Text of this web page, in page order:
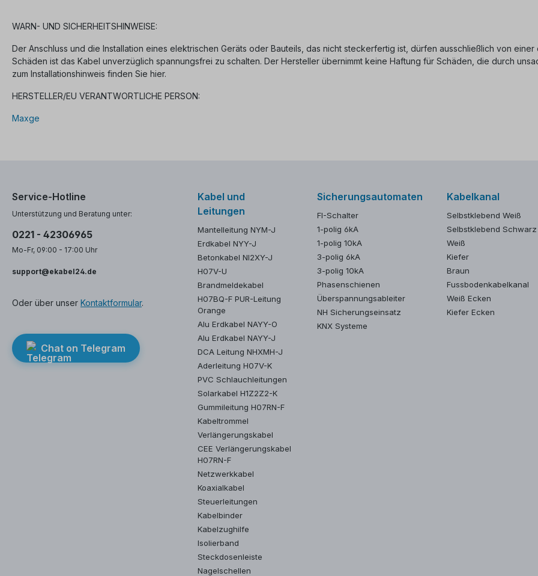
WARN- UND SICHERHEITSHINWEISE:
Der Anschluss und die Installation eines elektrischen Geräts oder Bauteils, das nicht steckerfertig ist, dürfen ausschließlich von
Schäden ist das Kabel unverzüglich spannungsfrei zu schalten. Der Hersteller übernimmt keine Haftung für Schäden, die durch
zum Installationshinweis finden Sie hier.
HERSTELLER/EU VERANTWORTLICHE PERSON:
Maxge
Service-Hotline
Unterstützung und Beratung unter:
0221 - 42306965
Mo-Fr, 09:00 - 17:00 Uhr
support@ekabel24.de
Oder über unser Kontaktformular.
Chat on Telegram
Kabel und
Leitungen
Mantelleitung NYM-J
Erdkabel NYY-J
Betonkabel NI2XY-J
H07V-U
Brandmeldekabel
H07BQ-F PUR-Leitung
Orange
Alu Erdkabel NAYY-O
Alu Erdkabel NAYY-J
DCA Leitung NHXMH-J
Aderleitung H07V-K
PVC Schlauchleitungen
Solarkabel H1Z2Z2-K
Gummileitung H07RN-F
Kabeltrommel
Verlängerungskabel
CEE Verlängerungskabel
H07RN-F
Netzwerkkabel
Koaxialkabel
Steuerleitungen
Kabelbinder
Kabelzughilfe
Isolierband
Steckdosenleiste
Nagelschellen
Sicherungsautomaten
FI-Schalter
1-polig 6kA
1-polig 10kA
3-polig 6kA
3-polig 10kA
Phasenschienen
Überspannungsableiter
NH Sicherungseinsatz
KNX Systeme
Kabelkanal
Selbstklebend Weiß
Selbstklebend Schwarz
Weiß
Kiefer
Braun
Fussbodenkabelkanal
Weiß Ecken
Kiefer Ecken